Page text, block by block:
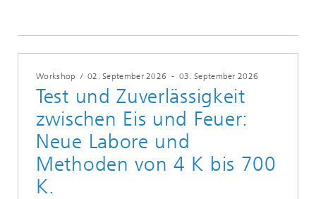
Workshop / 02. September 2026 - 03. September 2026
Test und Zuverlässigkeit
zwischen Eis und Feuer:
Neue Labore und
Methoden von 4 K bis 700
K.